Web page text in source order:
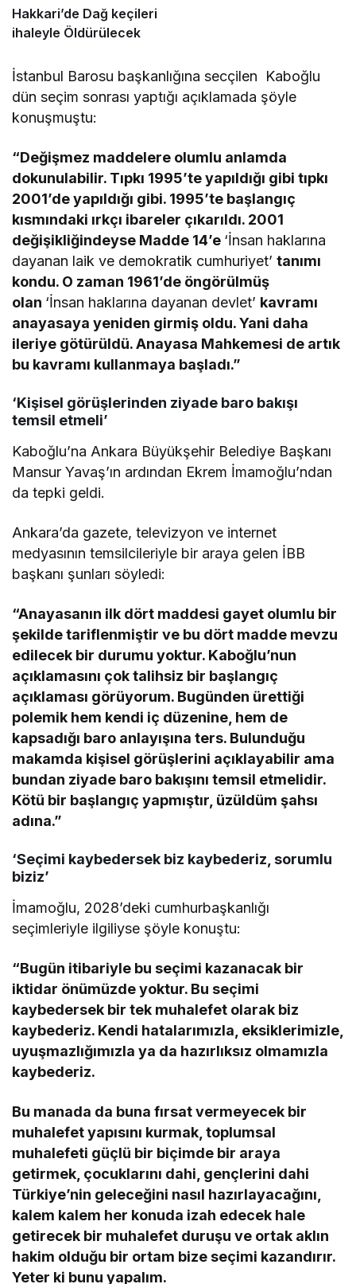
Hakkari’de Dağ keçileri
ihaleyle Öldürülecek
İstanbul Barosu başkanlığına secçilen Kaboğlu
dün seçim sonrası yaptığı açıklamada şöyle
konuşmuştu:
“Değişmez maddelere olumlu anlamda
dokunulabilir. Tıpkı 1995’te yapıldığı gibi tıpkı
2001’de yapıldığı gibi. 1995’te başlangıç
kısmındaki ırkçı ibareler çıkarıldı. 2001
değişikliğindeyse Madde 14’e ‘İnsan haklarına
dayanan laik ve demokratik cumhuriyet’tanımı
kondu. O zaman 1961’de öngörülmüş
olan ‘İnsan haklarına dayanan devlet’ kavramı
anayasaya yeniden girmiş oldu. Yani daha
ileriye götürüldü. Anayasa Mahkemesi de artık
bu kavramı kullanmaya başladı.”
‘Kişisel görüşlerinden ziyade baro bakışı
temsil etmeli’
Kaboğlu’na Ankara Büyükşehir Belediye Başkanı
Mansur Yavaş’ın ardından Ekrem İmamoğlu’ndan
da tepki geldi.
Ankara’da gazete, televizyon ve internet
medyasının temsilcileriyle bir araya gelen İBB
başkanı şunları söyledi:
“Anayasanın ilk dört maddesi gayet olumlu bir
şekilde tariflenmiştir ve bu dört madde mevzu
edilecek bir durumu yoktur. Kaboğlu’nun
açıklamasını çok talihsiz bir başlangıç
açıklaması görüyorum. Bugünden ürettiği
polemik hem kendi iç düzenine, hem de
kapsadığı baro anlayışına ters. Bulunduğu
makamda kişisel görüşlerini açıklayabilir ama
bundan ziyade baro bakışını temsil etmelidir.
Kötü bir başlangıç yapmıştır, üzüldüm şahsı
adına.”
‘Seçimi kaybedersek biz kaybederiz, sorumlu
biziz’
İmamoğlu, 2028’deki cumhurbaşkanlığı
seçimleriyle ilgiliyse şöyle konuştu:
“Bugün itibariyle bu seçimi kazanacak bir
iktidar önümüzde yoktur. Bu seçimi
kaybedersek bir tek muhalefet olarak biz
kaybederiz. Kendi hatalarımızla, eksiklerimizle,
uyuşmazlığımızla ya da hazırlıksız olmamızla
kaybederiz.
Bu manada da buna fırsat vermeyecek bir
muhalefet yapısını kurmak, toplumsal
muhalefeti güçlü bir biçimde bir araya
getirmek, çocuklarını dahi, gençlerini dahi
Türkiye’nin geleceğini nasıl hazırlayacağını,
kalem kalem her konuda izah edecek hale
getirecek bir muhalefet duruşu ve ortak aklın
hakim olduğu bir ortam bize seçimi kazandırır.
Yeter ki bunu yapalım.